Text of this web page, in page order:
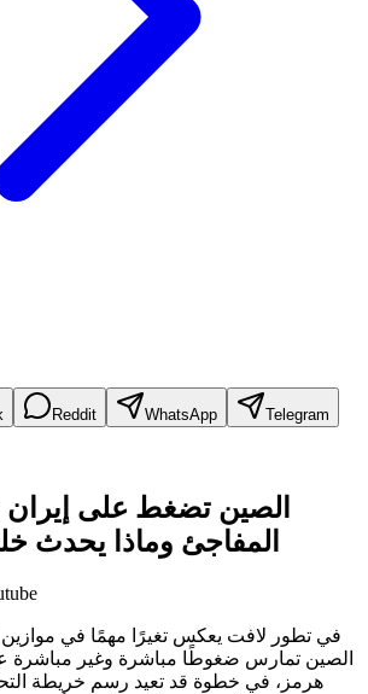
Reddit WhatsApp Telegram
الصين تضغط على
المفاجئ وماذا يحدث
في تطور لافت يعكس تغيرًا مهمًا في موازين
الصين تمارس ضغوطًا مباشرة وغير مباشرة
هرمز، في خطوة قد تعيد رسم خريطة